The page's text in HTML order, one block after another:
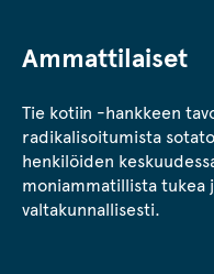
Ammattilaiset
Tie kotiin -hankkeen
radikalisoitumista
henkilöiden
moniammatillista tukea
valtakunnallisesti.